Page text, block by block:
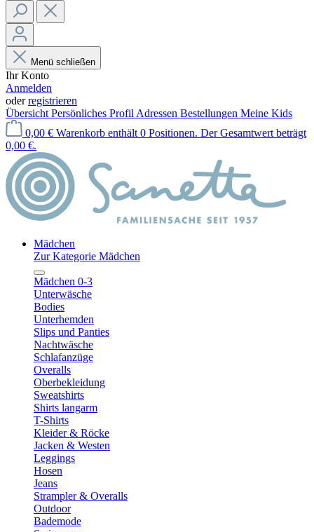
Menü schließen
Ihr Konto
Anmelden
oderregistrieren
Übersicht Persönliches Profil Adressen Bestellungen Meine Kids
0,00 € Warenkorb enthält 0 Positionen. Der Gesamtwert beträgt
0,00 €.
Mädchen
Zur Kategorie Mädchen
Mädchen 0-3
Unterwäsche
Bodies
Unterhemden
Slips und Panties
Nachtwäsche
Schlafanzüge
Overalls
Oberbekleidung
Sweatshirts
Shirts langarm
T-Shirts
Kleider & Röcke
Jacken & Westen
Leggings
Hosen
Jeans
Strampler & Overalls
Outdoor
Bademode